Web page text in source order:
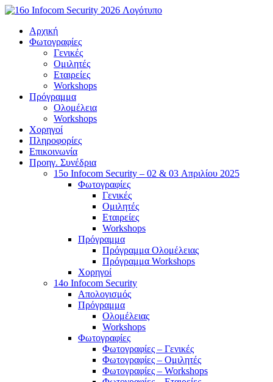
Μετάβαση
περιεχόμενο
Αρχική
Φωτογραφίες
Γενικές
Ομιλητές
Εταιρείες
Workshops
Πρόγραμμα
Ολομέλεια
Workshops
Χορηγοί
Πληροφορίες
Επικοινωνία
Προηγ. Συνέδρια
15o Infocom Security – 02 & 03 Απριλίου 2025
Φωτογραφίες
Γενικές
Ομιλητές
Εταιρείες
Workshops
Πρόγραμμα
Πρόγραμμα Ολομέλειας
Πρόγραμμα Workshops
Χορηγοί
14o Infocom Security
Απολογισμός
Πρόγραμμα
Ολομέλειας
Workshops
Φωτογραφίες
Φωτογραφίες – Γενικές
Φωτογραφίες – Ομιλητές
Φωτογραφίες – Workshops